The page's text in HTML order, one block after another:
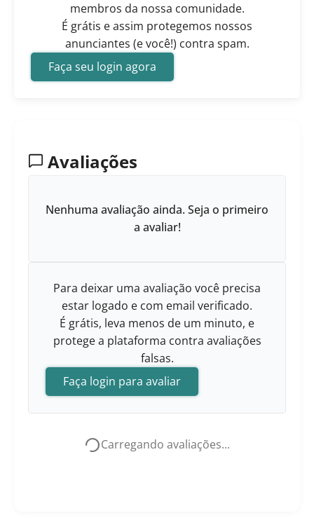
membros da nossa comunidade.
É grátis e assim protegemos nossos
anunciantes (e você!) contra spam.
Faça seu login agora
Avaliações
Nenhuma avaliação ainda. Seja o primeiro
a avaliar!
Para deixar uma avaliação você precisa
estar logado e com email verificado.
É grátis, leva menos de um minuto, e
protege a plataforma contra avaliações
falsas.
Faça login para avaliar
Carregando avaliações...